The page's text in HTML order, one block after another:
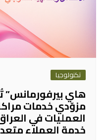
تكنولوجيا
هاي
مزوّدي خدمات
العمليات في
خدمة العملاء